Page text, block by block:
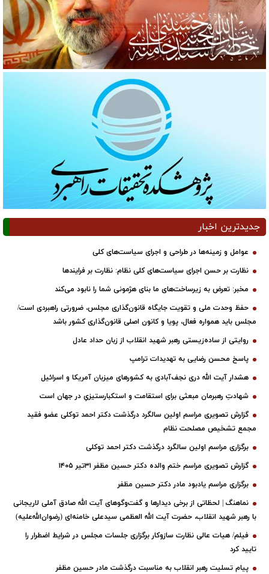
جدیدترین اخبار
عوامل و زمینه‌ها در طراحی و اجرای سیاست‌های کلی
نظارت بر حسن اجرای سیاست‌های کلی نظام: نظارت بر فرایندها
مخبر: تعرض به زیرساخت‌های ما بنای هژمونی شما را نابود می‌کند
حفظ وحدت ملی و تقویت جایگاه قانون‌گذاری مجلس، ضرورتی راهبردی است/
مجلس باید همواره فعال، پویا و کانون اصلی قانون‌گذاری کشور باشد
روایتی از ساده‌زیستی رهبر شهید انقلاب از زبان حداد عادل
پاسخ محسن رضایی به تهدیدات ترامپ
هشدار آیت الله دری نجف‌آبادی به کشورهای میزبان آمریکا و اسرائیل
شهادتِ رهبرمان مبعثی برای استقامت و استکبارستیزیِ در جهان است
گزارش تصویری مراسم اولین سالگرد درگذشت دکتر احمد توکلی عضو فقید
مجمع تشخیص مصلحت نظام
برگزاری مراسم اولین سالگرد درگذشت دکتر احمد توکلی
گزارش تصویری مراسم ختم والده دکتر حسین مظفر ۳۱تیر ۱۴۰۵
برگزاری مراسم یادبود مادر دکتر حسین مظفر
نماهنگ | لحظاتی از برخی دیدارها و گفت‌وگوهای آیت ‌الله صادق آملی لاریجانی
با رهبر شهید انقلاب، حضرت آیت‌ الله العظمی سیدعلی خامنه‌ای (رضوان‌الله‌علیه)
فیلم/ هیات عالی نظارت سازوکار برگزاری جلسات مجلس در شرایط اضطرار را
تایید کرد
پیام تسلیت رهبر انقلاب به مناسبت درگذشت مادر حسین مظفر